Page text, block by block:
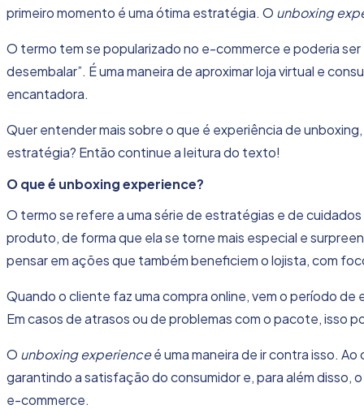
primeiro momento é uma ótima estratégia. O unboxing
O termo tem se popularizado no e-commerce e poderia
desembalar”. É uma maneira de aproximar loja virtual e
encantadora.
Quer entender mais sobre o que é experiência de unboxing
estratégia? Então continue a leitura do texto!
O que é unboxingexperience?
O termo se refere a uma série de estratégias e de
produto, de forma que ela se torne mais especial e
pensar em ações que também beneficiem o lojista, com
Quando o cliente faz uma compra online, vem o período
Em casos de atrasos ou de problemas com o pacote, isso
O unboxing experienceé uma maneira de ir contra isso.
garantindo a satisfação do consumidor e, para além disso, o
e-commerce.